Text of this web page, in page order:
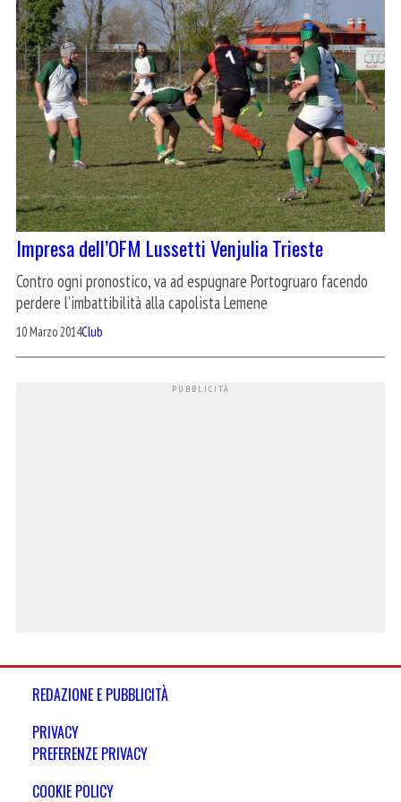
Impresa dell’OFM Lussetti Venjulia Trieste
Contro ogni pronostico, va ad espugnare Portogruaro facendo
perdere l’imbattibilità alla capolista Lemene
10 Marzo 2014Club
REDAZIONE E PUBBLICITÀ
PRIVACY
PREFERENZE PRIVACY
COOKIE POLICY